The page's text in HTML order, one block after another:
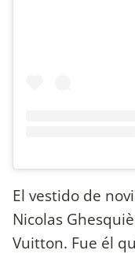
El vestido de
Nicolas
Vuitton. Fue él